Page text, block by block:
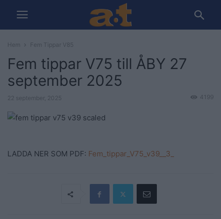
Hem Fem Tippar V85
Fem tippar V75 till ÅBY 27
september 2025
22 september, 2025 4199
LADDA NER SOM PDF: Fem_tippar_V75_v39__3_